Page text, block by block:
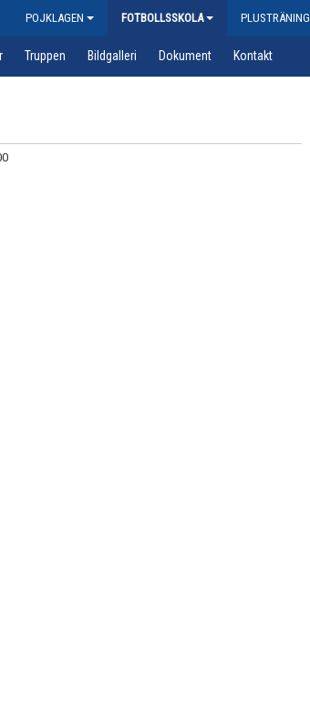
POJKLAGEN FOTBOLLSSKOLA PLUSTRÄNING
Truppen Bildgalleri Dokument Kontakt